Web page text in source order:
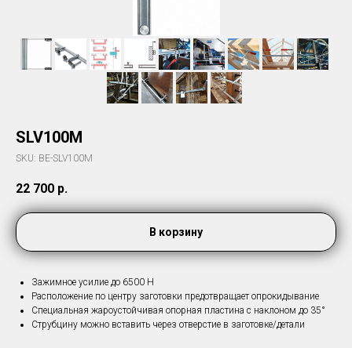
SLV100M
SKU: BE-SLV100M
22 700 р.
В корзину
Зажимное усилие до 6500 Н
Расположение по центру заготовки предотвращает опрокидывание
Специальная жароустойчивая опорная пластина с наклоном до 35°
Струбцину можно вставить через отверстие в заготовке/детали